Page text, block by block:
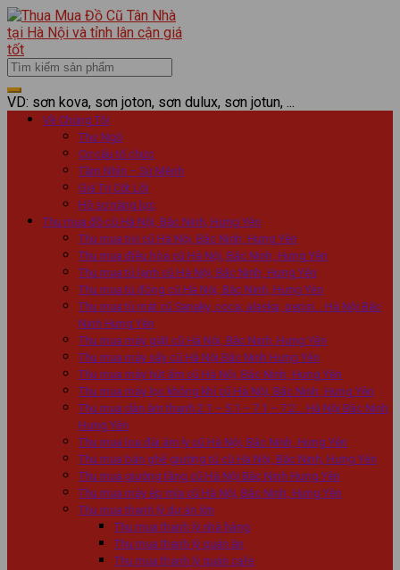
VD: sơn kova, sơn joton, sơn dulux, sơn jotun, ...
Về Chúng Tôi
Thư Ngỏ
Cơ cấu tổ chức
Tầm Nhìn – Sứ Mệnh
Giá Trị Cốt Lõi
Hồ sơ năng lực
Thu mua đồ cũ Hà Nội, Bắc Ninh, Hưng Yên
Thu mua tivi cũ Hà Nội, Bắc Ninh, Hưng Yên
Thu mua điều hòa cũ Hà Nội, Bắc Ninh, Hưng Yên
Thu mua tủ lạnh cũ Hà Nội, Bắc Ninh, Hưng Yên
Thu mua tủ đông cũ Hà Nội, Bắc Ninh, Hưng Yên
Thu mua tủ mát cũ Sanaky, coca, alaska, pepsi… Hà Nội Bắc
Ninh Hưng Yên
Thu mua máy giặt cũ Hà Nội, Bắc Ninh, Hưng Yên
Thu mua máy sấy cũ Hà Nội Bắc Ninh Hưng Yên
Thu mua máy hút ẩm cũ Hà Nội, Bắc Ninh, Hưng Yên
Thu mua máy lọc không khí cũ Hà Nội, Bắc Ninh, Hưng Yên
Thu mua dàn âm thanh 2.1 – 5.1 – 7.1 – 7.2… Hà Nội Bắc Ninh
Hưng Yên
Thu mua loa đài âm ly cũ Hà Nội, Bắc Ninh, Hưng Yên
Thu mua bàn ghế giường tủ cũ Hà Nội, Bắc Ninh, Hưng Yên
Thu mua giường tầng cũ Hà Nội Bắc Ninh Hưng Yên
Thu mua máy ép mía cũ Hà Nội, Bắc Ninh, Hưng Yên
Thu mua thanh lý dự án lớn
Thu mua thanh lý nhà hàng
Thu mua thanh lý quán ăn
Thu mua thanh lý quán cafe